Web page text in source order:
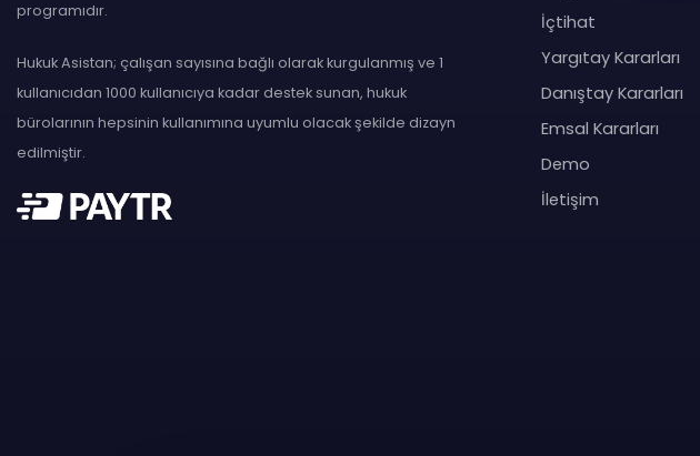
programıdır.
Hukuk Asistan; çalışan sayısına bağlı olarak kurgulanmış ve 1
kullanıcıdan 1000 kullanıcıya kadar destek sunan, hukuk
bürolarının hepsinin kullanımına uyumlu olacak şekilde dizayn
edilmiştir.
İçtihat
Yargıtay Kararları
Danıştay Kararları
Emsal Kararları
Demo
İletişim